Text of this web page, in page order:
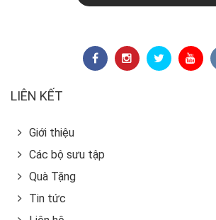
LIÊN KẾT
Giới thiệu
Các bộ sưu tập
Quà Tặng
Tin tức